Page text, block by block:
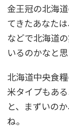
金王冠の北海
てきたあなた
などで北海道
いるのかなと思
北海道中央食
米タイプもあ
と、まずいの
ね。